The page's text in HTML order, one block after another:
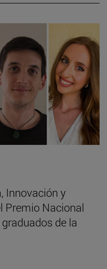
Innovación y
Premio Nacional
de la